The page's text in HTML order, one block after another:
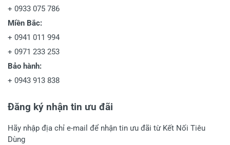
+ 0933 075 786
Miền Bắc:
+ 0941 011 994
+ 0971 233 253
Bảo hành:
+ 0943 913 838
Đăng ký nhận tin ưu đãi
Hãy nhập địa chỉ e-mail để nhận tin ưu đãi từ Kết Nối Tiêu
Dùng